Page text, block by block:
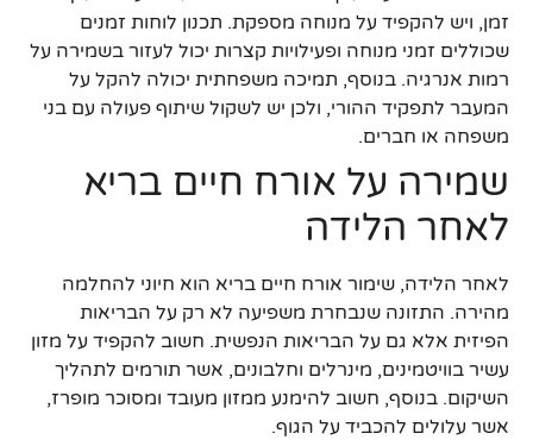
זמן, ויש להקפיד על מנוחה מספקת. תכנון לוחות זמנים
שכוללים זמני מנוחה ופעילויות קצרות יכול לעזור בשמירה על
רמות אנרגיה. בנוסף, תמיכה משפחתית יכולה להקל על
המעבר לתפקיד ההורי, ולכן יש לשקול שיתוף פעולה עם בני
משפחה או חברים.
שמירה על אורח חיים בריא
לאחר הלידה
לאחר הלידה, שימור אורח חיים בריא הוא חיוני להחלמה
מהירה. התזונה שנבחרת משפיעה לא רק על הבריאות
הפיזית אלא גם על הבריאות הנפשית. חשוב להקפיד על מזון
עשיר בוויטמינים, מינרלים וחלבונים, אשר תורמים לתהליך
השיקום. בנוסף, חשוב להימנע ממזון מעובד ומסוכר מופרז,
אשר עלולים להכביד על הגוף.